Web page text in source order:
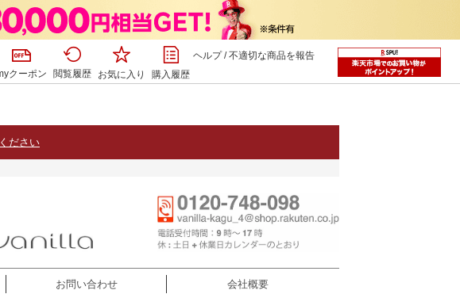
クーポン 閲覧履歴 お気に入り 購入履歴
ヘルプ/不適切な商品を報告
ださい
お問い合わせ 会社概要